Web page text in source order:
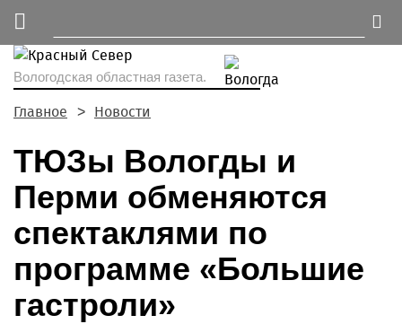
Вологодская областная газета.
Главное Новости
ТЮЗы Вологды и
Перми обменяются
спектаклями по
программе «Большие
гастроли»